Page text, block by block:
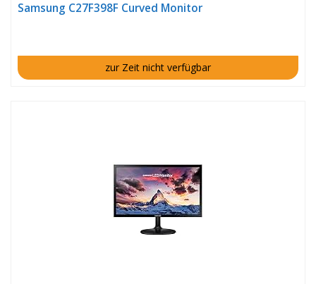
Samsung C27F398F Curved Monitor
zur Zeit nicht verfügbar